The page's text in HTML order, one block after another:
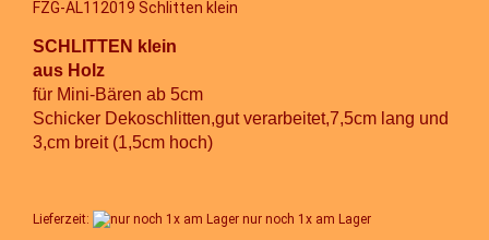
FZG-AL112019 Schlitten klein
SCHLITTEN klein
aus Holz
für Mini-Bären ab 5cm
Schicker Dekoschlitten,gut verarbeitet,7,5cm lang und
3,cm breit(1,5cm hoch)
Lieferzeit: nur noch 1x am Lager